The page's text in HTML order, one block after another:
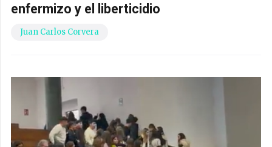
enfermizo y el liberticidio
Juan Carlos Corvera